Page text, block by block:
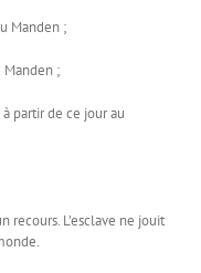
Manden ;
Manden ;
partir de ce jour au
recours. L’esclave ne jouit